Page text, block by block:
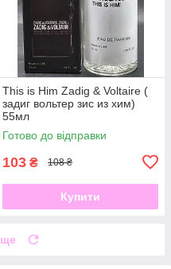
This is Him Zadig & Voltaire (
задиг вольтер зис из хим)
55мл
Готово до відправки
103 ₴ 108 ₴
Купити